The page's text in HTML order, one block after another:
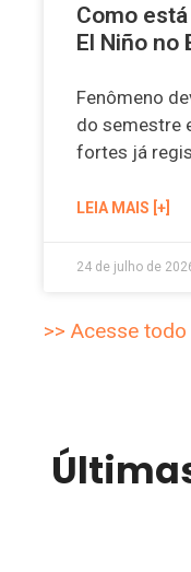
Como
El Niño no
Fenômeno
do semestre
fortes já
LEIA MAIS [+]
24 de julho de
>> Acesse